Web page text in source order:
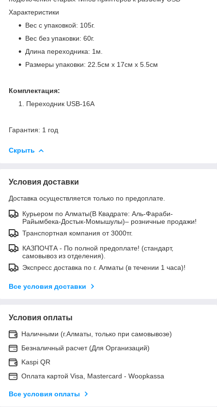
Характеристики
Вес с упаковкой: 105г.
Вес без упаковки: 60г.
Длина переходника: 1м.
Размеры упаковки: 22.5см х 17см х 5.5см
Комплектация:
Переходник USB-16A
Гарантия: 1 год
Скрыть
Условия доставки
Доставка осуществляется только по предоплате.
Курьером по Алматы(В Квадрате: Аль-Фараби-
Райымбека-Достык-Момышулы)– розничные продажи!
Транспортная компания от 3000тг.
КАЗПОЧТА - По полной предоплате! (стандарт,
самовывоз из отделения).
Экспресс доставка по г. Алматы (в течении 1 часа)!
Все условия доставки
Условия оплаты
Наличными (г.Алматы, только при самовывозе)
Безналичный расчет (Для Организаций)
Kaspi QR
Оплата картой Visa, Mastercard - Woopkassa
Все условия оплаты